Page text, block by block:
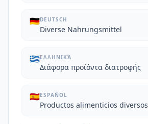
🇩🇪DEUTSCH
Diverse Nahrungsmittel
🇬🇷ΕΛΛΗΝΙΚΆ
Διάφορα προϊόντα διατροφής
🇪🇸ESPAÑOL
Productos alimenticios diversos